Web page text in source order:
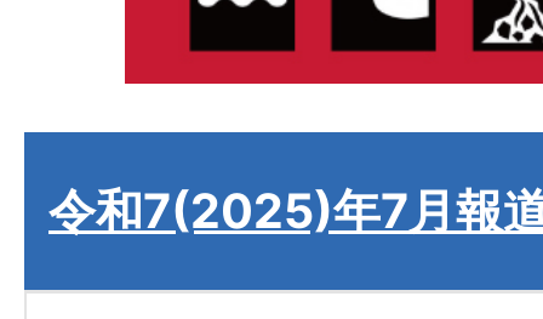
令和7(2025)年7月報